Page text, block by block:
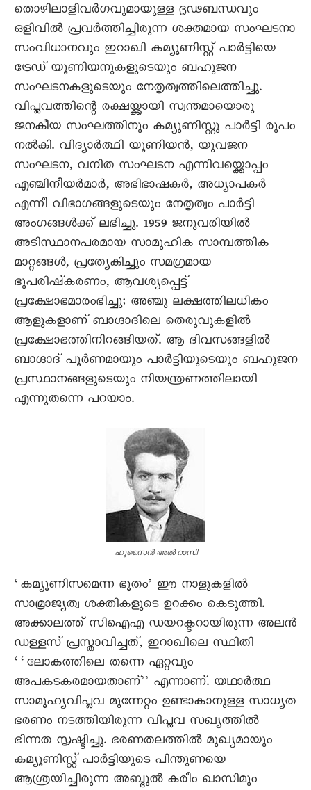
തൊഴിലാളിവർഗവുമായുള്ള ദൃഢബന്ധവും
ഒളിവിൽ പ്രവർത്തിച്ചിരുന്ന ശക്തമായ സംഘടനാ
സംവിധാനവും ഇറാഖി കമ്യൂണിസ്റ്റ് പാർട്ടിയെ
ട്രേഡ് യൂണിയനുകളുടെയും ബഹുജന
സംഘടനകളുടെയും നേതൃത്വത്തിലെത്തിച്ചു.
വിപ്ലവത്തിന്റെ രക്ഷയ്ക്കായി സ്വന്തമായൊരു
ജനകീയ സംഘത്തിനും കമ്യൂണിസ്റ്റു പാർട്ടി രൂപം
നൽകി. വിദ്യാർത്ഥി യൂണിയൻ, യുവജന
സംഘടന, വനിത സംഘടന എന്നിവയ്ക്കൊപ്പം
എഞ്ചിനീയർമാർ, അഭിഭാഷകർ, അധ്യാപകർ
എന്നീ വിഭാഗങ്ങളുടെയും നേതൃത്വം പാർട്ടി
അംഗങ്ങൾക്ക് ലഭിച്ചു. 1959 ജനുവരിയിൽ
അടിസ്ഥാനപരമായ സാമൂഹിക സാമ്പത്തിക
മാറ്റങ്ങൾ, പ്രത്യേകിച്ചും സമഗ്രമായ
ഭൂപരിഷ്കരണം, ആവശ്യപ്പെട്ട്
പ്രക്ഷോഭമാരംഭിച്ചു; അഞ്ചു ലക്ഷത്തിലധികം
ആളുകളാണ് ബാഗ്ദാദിലെ തെരുവുകളിൽ
പ്രക്ഷോഭത്തിനിറങ്ങിയത്. ആ ദിവസങ്ങളിൽ
ബാഗ്ദാദ് പൂർണമായും പാർട്ടിയുടെയും ബഹുജന
പ്രസ്ഥാനങ്ങളുടെയും നിയന്ത്രണത്തിലായി
എന്നുതന്നെ പറയാം.
ഹുസൈൻ അൽ റാസി
‘കമ്യൂണിസമെന്ന ഭൂതം’ ഈ നാളുകളിൽ
സാമ്രാജ്യത്വ ശക്തികളുടെ ഉറക്കം കെടുത്തി.
അക്കാലത്ത് സിഐഎ ഡയറക്ടറായിരുന്ന അലൻ
ഡള്ളസ് പ്രസ്താവിച്ചത്, ഇറാഖിലെ സ്ഥിതി
‘‘ലോകത്തിലെ തന്നെ ഏറ്റവും
അപകടകരമായതാണ്’’ എന്നാണ്. യഥാർത്ഥ
സാമൂഹ്യവിപ്ലവ മുന്നേറ്റം ഉണ്ടാകാനുള്ള സാധ്യത
ഭരണം നടത്തിയിരുന്ന വിപ്ലവ സഖ്യത്തിൽ
ഭിന്നത സൃഷ്ടിച്ചു. ഭരണതലത്തിൽ മുഖ്യമായും
കമ്യൂണിസ്റ്റ് പാർട്ടിയുടെ പിന്തുണയെ
ആശ്രയിച്ചിരുന്ന അബ്ദുൽ കരീം ഖാസിമും